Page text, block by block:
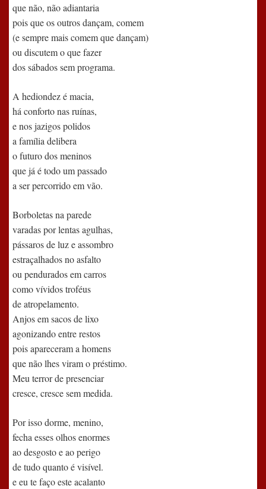
que não, não adiantaria
pois que os outros dançam, comem
(e sempre mais comem que dançam)
ou discutem o que fazer
dos sábados sem programa.
A hediondez é macia,
há conforto nas ruínas,
e nos jazigos polidos
a família delibera
o futuro dos meninos
que já é todo um passado
a ser percorrido em vão.
Borboletas na parede
varadas por lentas agulhas,
pássaros de luz e assombro
estraçalhados no asfalto
ou pendurados em carros
como vívidos troféus
de atropelamento.
Anjos em sacos de lixo
agonizando entre restos
pois apareceram a homens
que não lhes viram o préstimo.
Meu terror de presenciar
cresce, cresce sem medida.
Por isso dorme, menino,
fecha esses olhos enormes
ao desgosto e ao perigo
de tudo quanto é visível.
e eu te faço este acalanto